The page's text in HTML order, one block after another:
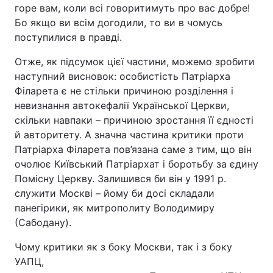
горе вам, коли всі говоритимуть про вас добре!
Бо якщо ви всім догодили, то ви в чомусь
поступилися в правді.
Отже, як підсумок цієї частини, можемо зробити
наступний висновок: особистість Патріарха
Філарета є не стільки причиною розділення і
невизнання автокефалії Української Церкви,
скільки навпаки – причиною зростання її єдності
й авторитету. А значна частина критики проти
Патріарха Філарета пов’язана саме з тим, що він
очолює Київський Патріархат і боротьбу за єдину
Помісну Церкву. Залишився би він у 1991 р.
служити Москві – йому би досі складали
панегірики, як митрополиту Володимиру
(Сабодану).
Чому критики як з боку Москви, так і з боку
УАПЦ,